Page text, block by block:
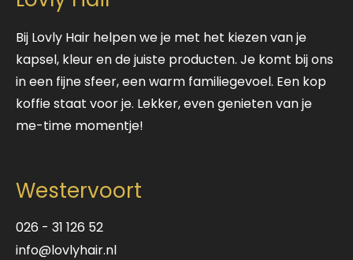
Bij Lovly Hair helpen we je met het kiezen van je
kapsel, kleur en de juiste producten. Je komt bij ons
in een fijne sfeer, een warm familiegevoel. Een kop
koffie staat voor je. Lekker, even genieten van je
me-time momentje!
Westervoort
026 - 31 126 52
info@lovlyhair.nl